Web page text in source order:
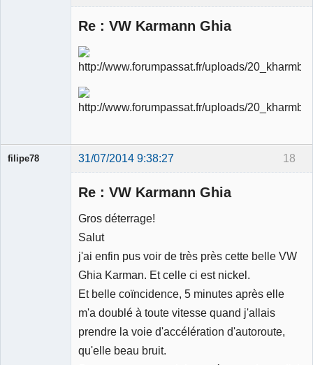
Re : VW Karmann Ghia
18
filipe78 31/07/2014 9:38:27
Re : VW Karmann Ghia
Gros déterrage!
Salut
j'ai enfin pus voir de très près cette belle VW
Ghia Karman. Et celle ci est nickel.
Et belle coïncidence, 5 minutes après elle
m'a doublé à toute vitesse quand j'allais
prendre la voie d'accélération d'autoroute,
qu'elle beau bruit.